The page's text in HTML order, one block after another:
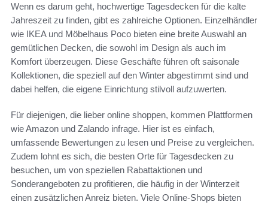
Wenn es darum geht, hochwertige Tagesdecken für die kalte
Jahreszeit zu finden, gibt es zahlreiche Optionen. Einzelhändler
wie IKEA und Möbelhaus Poco bieten eine breite Auswahl an
gemütlichen Decken, die sowohl im Design als auch im
Komfort überzeugen. Diese Geschäfte führen oft saisonale
Kollektionen, die speziell auf den Winter abgestimmt sind und
dabei helfen, die eigene Einrichtung stilvoll aufzuwerten.
Für diejenigen, die lieber online shoppen, kommen Plattformen
wie Amazon und Zalando infrage. Hier ist es einfach,
umfassende Bewertungen zu lesen und Preise zu vergleichen.
Zudem lohnt es sich, die besten Orte für Tagesdecken zu
besuchen, um von speziellen Rabattaktionen und
Sonderangeboten zu profitieren, die häufig in der Winterzeit
einen zusätzlichen Anreiz bieten. Viele Online-Shops bieten